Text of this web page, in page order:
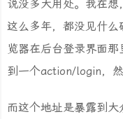
说没多大用处。我在
这么多年，都没见什
览器在后台登录界面
到一个action/login，
而这个地址是暴露到